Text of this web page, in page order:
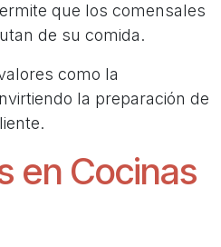
que los comensales
de su comida.
como la
la preparación de
en Cocinas